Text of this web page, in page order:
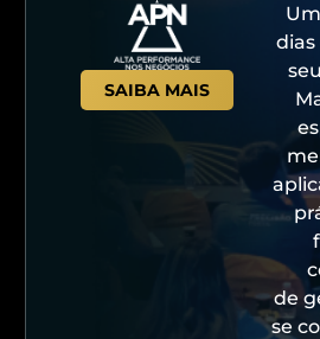
SAIBA MAIS
de
se